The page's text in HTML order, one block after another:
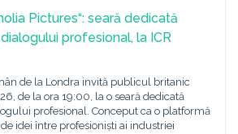
Pictures“: seară dedicată
profesional, la ICR
de la Londra invită publicul britanic
de la ora 19:00, la o seară dedicată
profesional. Conceput ca o platformă
idei între profesioniști ai industriei